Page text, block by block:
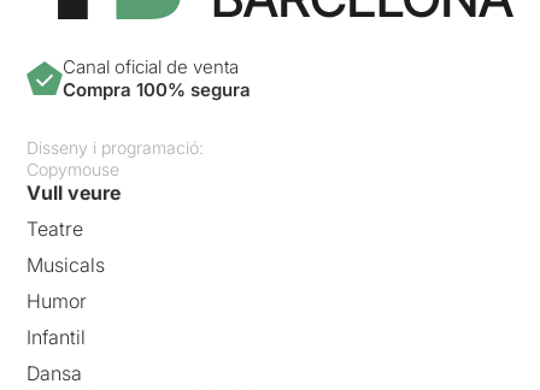
Canal oficial de venta
Compra 100% segura
Disseny i programació:
Copymouse
Vull veure
Teatre
Musicals
Humor
Infantil
Dansa